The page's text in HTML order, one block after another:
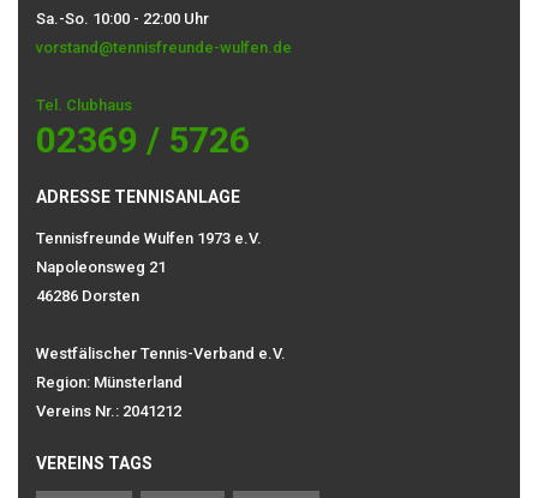
Sa.-So. 10:00 - 22:00 Uhr
vorstand@tennisfreunde-wulfen.de
Tel. Clubhaus
02369 / 5726
ADRESSE TENNISANLAGE
Tennisfreunde Wulfen 1973 e.V.
Napoleonsweg 21
46286 Dorsten
Westfälischer Tennis-Verband e.V.
Region: Münsterland
Vereins Nr.: 2041212
VEREINS TAGS